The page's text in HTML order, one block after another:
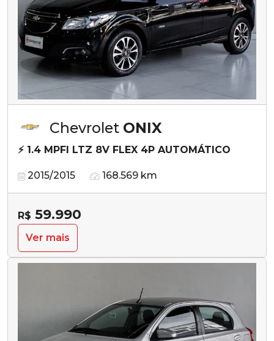
Chevrolet ONIX
⚡ 1.4 MPFI LTZ 8V FLEX 4P AUTOMÁTICO
2015/2015 168.569 km
R$ 59.990
Ver mais